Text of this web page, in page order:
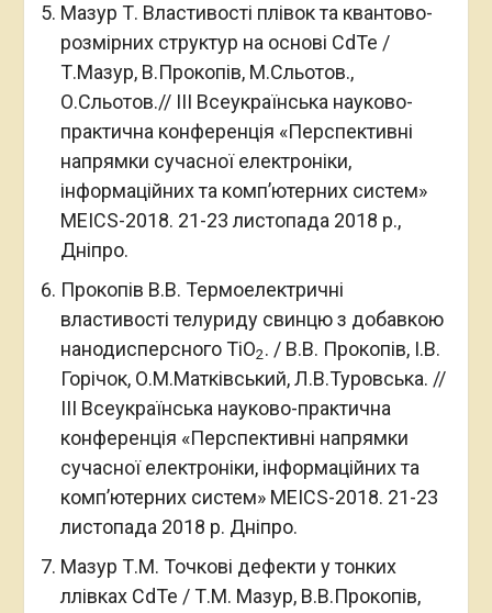
Мазур Т. Властивості плівок та квантово-
розмірних структур на основі CdTe /
Т.Мазур, В.Прокопів, М.Сльотов.,
О.Сльотов.// III Всеукраїнська науково-
практична конференція «Перспективні
напрямки сучасної електроніки,
інформаційних та комп’ютерних систем»
MEICS-2018. 21-23 листопада 2018 р.,
Дніпро.
Прокопів В.В. Термоелектричні
властивості телуриду свинцю з добавкою
нанодисперсного TiO2. / В.В. Прокопів, І.В.
Горічок, О.М.Матківський, Л.В.Туровська. //
III Всеукраїнська науково-практична
конференція «Перспективні напрямки
сучасної електроніки, інформаційних та
комп’ютерних систем» MEICS-2018. 21-23
листопада 2018 р. Дніпро.
Мазур Т.М. Точкові дефекти у тонких
ллівках CdTe / Т.М. Мазур, В.В.Прокопів,